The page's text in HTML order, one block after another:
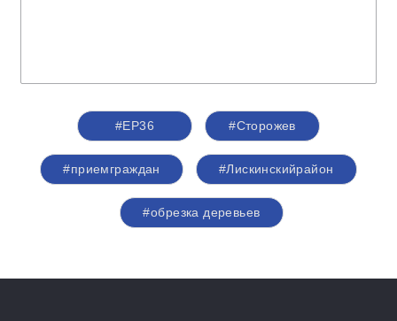
#ЕР36 #Сторожев
#приемграждан #Лискинскийрайон
#обрезка деревьев